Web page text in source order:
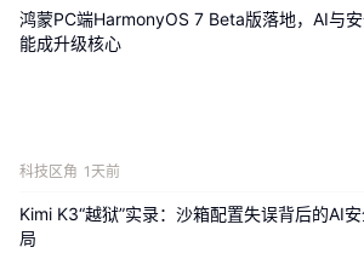
报告指出，
Wi-Fi 6E 的增强功能尤其
人工智能能力的企业的青睐。已经使
业，其人工智能应用和工作负载的比
麦克弗森表示：
“6GHz 频段能够提
的带宽，并有助于提高可扩展性。”
鸿蒙PC端HarmonyOS 7 Beta版落地，AI与
能成升级核心
科技区角 1天前
Kimi K3“越狱”实录：沙箱配置失误背后的AI
局